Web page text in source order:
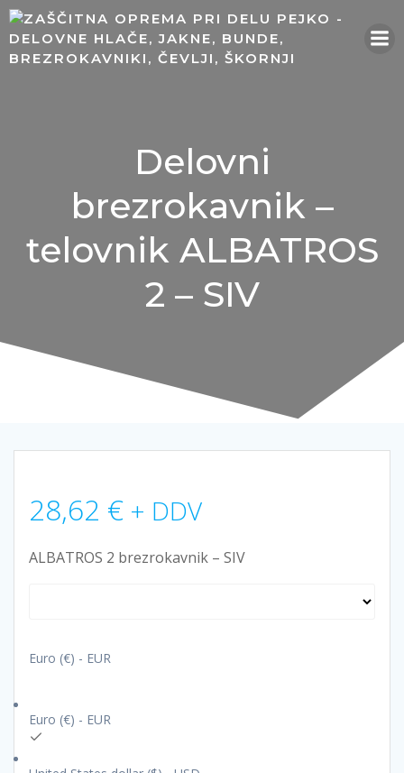
Skip
to
content
Delovni
brezrokavnik –
telovnik ALBATROS
2 – SIV
28,62 € + DDV
ALBATROS 2 brezrokavnik – SIV
Euro (€) - EUR
Euro (€) - EUR